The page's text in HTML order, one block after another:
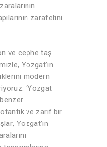
zarafetini
ve cephe taş
Yozgat’ın
modern
‘Yozgat
ve zarif bir
Yozgat’ın